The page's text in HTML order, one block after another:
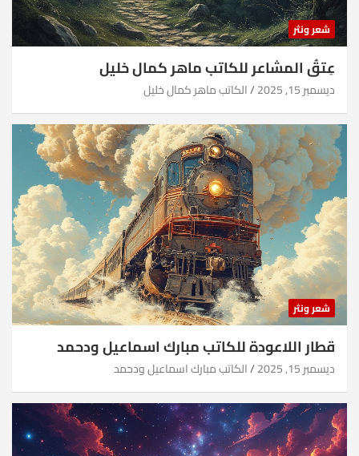
شعر ونثر
عِتقُ المشاعر للكاتب ماهر كمال خليل
ديسمبر 15, 2025 الكاتب ماهر كمال خليل
شعر ونثر
قطار اللاعودة للكاتب مبارك اسماعيل ودحمد
ديسمبر 15, 2025 الكاتب مبارك اسماعيل ودحمد